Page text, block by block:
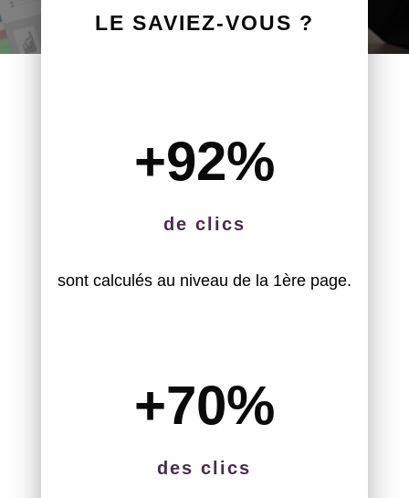
LE SAVIEZ-VOUS ?
+92%
de clics
sont calculés au niveau de la 1ère page.
+70%
des clics